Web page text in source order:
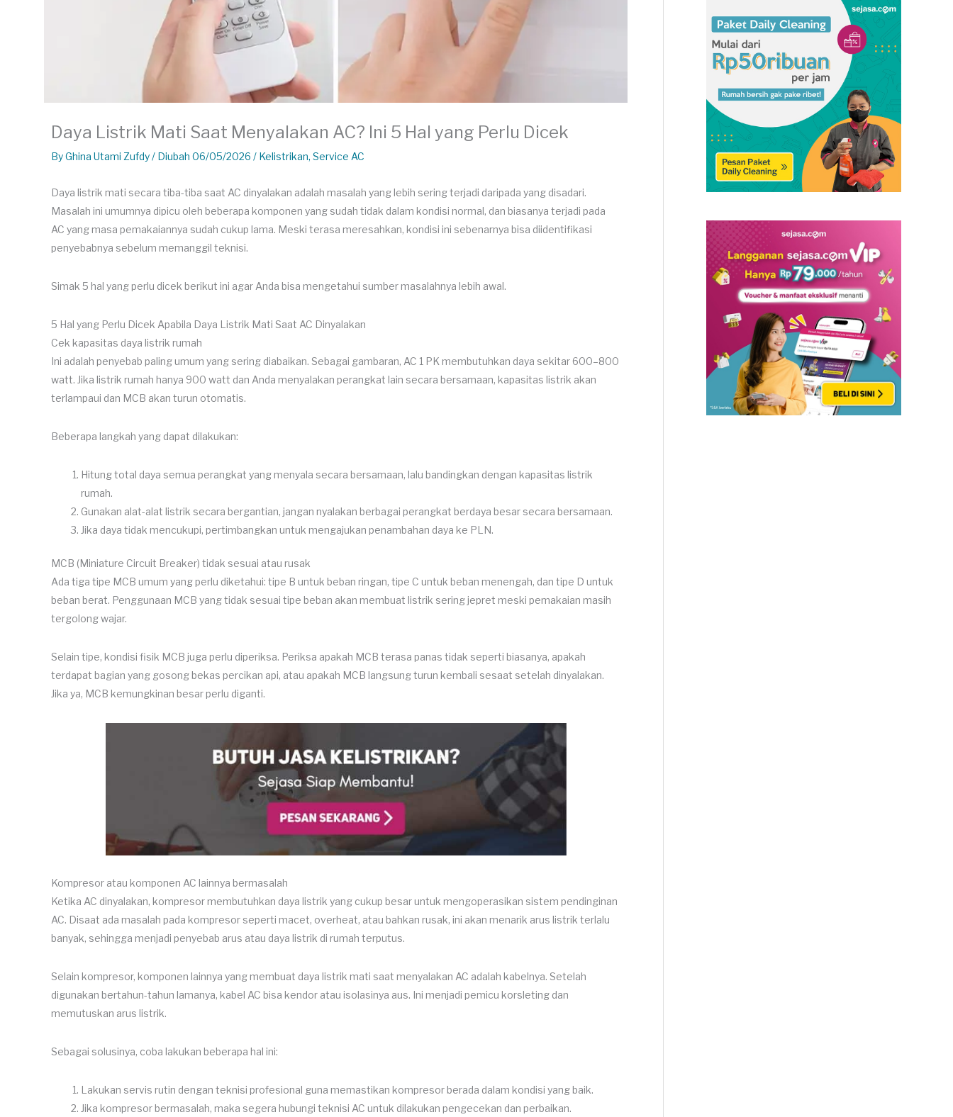
Daya Listrik Mati Saat Menyalakan AC? Ini 5 Hal yang Perlu Dicek
ByGhina Utami Zufdy/ Diubah 06/05/2026 / Kelistrikan, Service AC
Daya listrik mati secara tiba-tiba saat AC dinyalakan adalah masalah yang lebih sering terjadi daripada yang disadari.
Masalah ini umumnya dipicu oleh beberapa komponen yang sudah tidak dalam kondisi normal, dan biasanya terjadi pada
AC yang masa pemakaiannya sudah cukup lama. Meski terasa meresahkan, kondisi ini sebenarnya bisa diidentifikasi
penyebabnya sebelum memanggil teknisi.
Simak 5 hal yang perlu dicek berikut ini agar Anda bisa mengetahui sumber masalahnya lebih awal.
5 Hal yang Perlu Dicek Apabila Daya Listrik Mati Saat AC Dinyalakan
Cek kapasitas daya listrik rumah
Ini adalah penyebab paling umum yang sering diabaikan. Sebagai gambaran, AC 1 PK membutuhkan daya sekitar 600–800
watt. Jika listrik rumah hanya 900 watt dan Anda menyalakan perangkat lain secara bersamaan, kapasitas listrik akan
terlampaui dan MCB akan turun otomatis.
Beberapa langkah yang dapat dilakukan:
Hitung total daya semua perangkat yang menyala secara bersamaan, lalu bandingkan dengan kapasitas listrik
rumah.
Gunakan alat-alat listrik secara bergantian, jangan nyalakan berbagai perangkat berdaya besar secara bersamaan.
Jika daya tidak mencukupi, pertimbangkan untuk mengajukan penambahan daya ke PLN.
MCB (Miniature Circuit Breaker) tidak sesuai atau rusak
Ada tiga tipe MCB umum yang perlu diketahui: tipe B untuk beban ringan, tipe C untuk beban menengah, dan tipe D untuk
beban berat. Penggunaan MCB yang tidak sesuai tipe beban akan membuat listrik sering jepret meski pemakaian masih
tergolong wajar.
Selain tipe, kondisi fisik MCB juga perlu diperiksa. Periksa apakah MCB terasa panas tidak seperti biasanya, apakah
terdapat bagian yang gosong bekas percikan api, atau apakah MCB langsung turun kembali sesaat setelah dinyalakan.
Jika ya, MCB kemungkinan besar perlu diganti.
Kompresor atau komponen AC lainnya bermasalah
Ketika AC dinyalakan, kompresor membutuhkan daya listrik yang cukup besar untuk mengoperasikan sistem pendinginan
AC. Disaat ada masalah pada kompresor seperti macet, overheat, atau bahkan rusak, ini akan menarik arus listrik terlalu
banyak, sehingga menjadi penyebab arus atau daya listrik di rumah terputus.
Selain kompresor, komponen lainnya yang membuat daya listrik mati saat menyalakan AC adalah kabelnya. Setelah
digunakan bertahun-tahun lamanya, kabel AC bisa kendor atau isolasinya aus. Ini menjadi pemicu korsleting dan
memutuskan arus listrik.
Sebagai solusinya, coba lakukan beberapa hal ini:
Lakukan servis rutin dengan teknisi profesional guna memastikan kompresor berada dalam kondisi yang baik.
Jika kompresor bermasalah, maka segera hubungi teknisi AC untuk dilakukan pengecekan dan perbaikan.